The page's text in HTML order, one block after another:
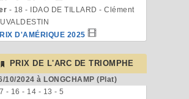
- 18 - IDAO DE TILLARD - Clément
D'AMÉRIQUE 2025
PRIX DE L'ARC DE TRIOMPHE
10/2024 à LONGCHAMP (Plat)
- 16 - 14 - 13 - 5